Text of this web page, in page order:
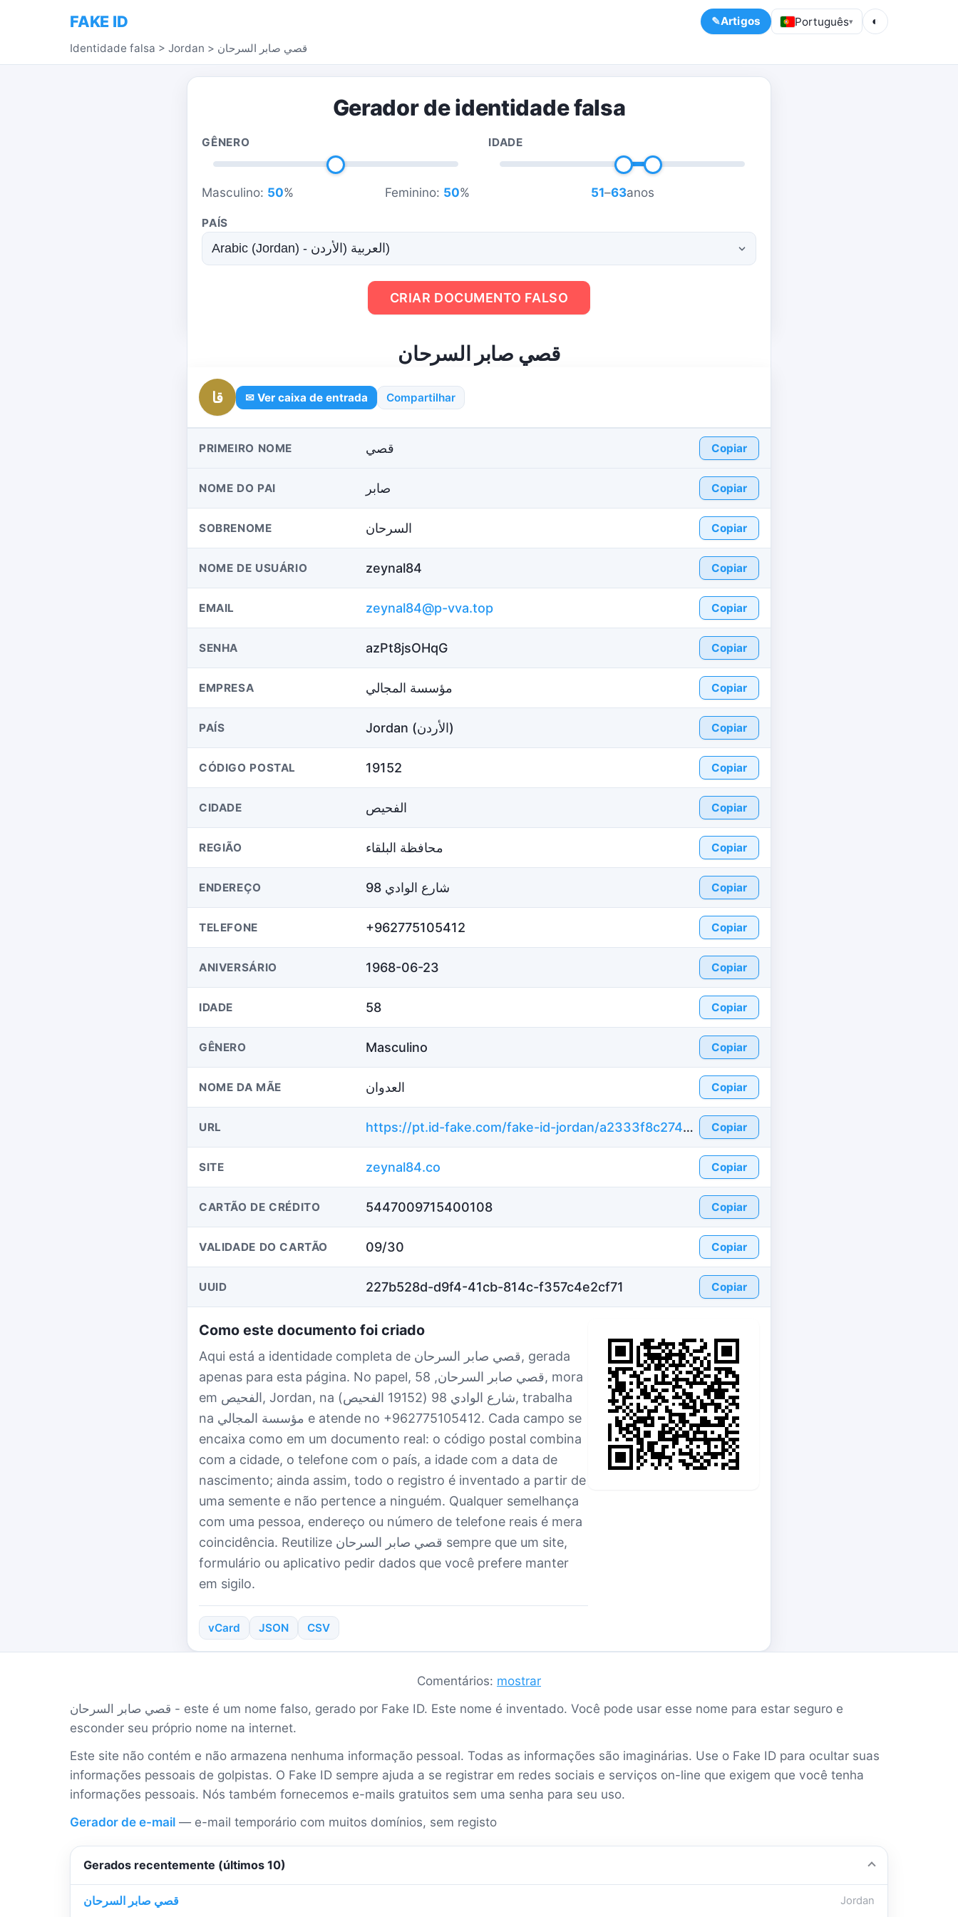
FAKE ID Artigos Português▾ ◐
Identidade falsa > Jordan > قصي صابر السرحان
Gerador de identidade falsa
GÊNERO
Masculino: 50% Feminino: 50%
IDADE
51–63anos
PAÍS
CRIAR DOCUMENTO FALSO
قصي صابر السرحان
قا ✉ Ver caixa de entrada Compartilhar
PRIMEIRO NOME قصي Copiar
NOME DO PAI صابر Copiar
SOBRENOME السرحان Copiar
NOME DE USUÁRIO zeynal84 Copiar
EMAIL zeynal84@p-vva.top Copiar
SENHA azPt8jsOHqG Copiar
EMPRESA مؤسسة المجالي Copiar
PAÍS Jordan (الأردن) Copiar
CÓDIGO POSTAL 19152 Copiar
CIDADE الفحيص Copiar
REGIÃO محافظة البلقاء Copiar
ENDEREÇO شارع الوادي 98 Copiar
TELEFONE +962775105412 Copiar
ANIVERSÁRIO 1968-06-23 Copiar
IDADE 58 Copiar
GÊNERO Masculino Copiar
NOME DA MÃE العدوان Copiar
URL https://pt.id-fake.com/fake-id-jordan/a2333f8c27454d2b0138305b68b8e09a Copiar
SITE zeynal84.co Copiar
CARTÃO DE CRÉDITO 5447009715400108 Copiar
VALIDADE DO CARTÃO 09/30 Copiar
UUID 227b528d-d9f4-41cb-814c-f357c4e2cf71 Copiar
Como este documento foi criado
Aqui está a identidade completa de قصي صابر السرحان, gerada
apenas para esta página. No papel, قصي صابر السرحان, 58, mora
em الفحيص, Jordan, na شارع الوادي 98 (19152 الفحيص), trabalha
na مؤسسة المجالي e atende no +962775105412. Cada campo se
encaixa como em um documento real: o código postal combina
com a cidade, o telefone com o país, a idade com a data de
nascimento; ainda assim, todo o registro é inventado a partir de
uma semente e não pertence a ninguém. Qualquer semelhança
com uma pessoa, endereço ou número de telefone reais é mera
coincidência. Reutilize قصي صابر السرحان sempre que um site,
formulário ou aplicativo pedir dados que você prefere manter
em sigilo.
vCard JSON CSV
Comentários: mostrar
قصي صابر السرحان - este é um nome falso, gerado por Fake ID. Este nome é inventado. Você pode usar esse nome para estar seguro e
esconder seu próprio nome na internet.
Este site não contém e não armazena nenhuma informação pessoal. Todas as informações são imaginárias. Use o Fake ID para ocultar suas
informações pessoais de golpistas. O Fake ID sempre ajuda a se registrar em redes sociais e serviços on-line que exigem que você tenha
informações pessoais. Nós também fornecemos e-mails gratuitos sem uma senha para seu uso.
Gerador de e-mail — e-mail temporário com muitos domínios, sem registo
Gerados recentemente (últimos 10)
قصي صابر السرحان Jordan